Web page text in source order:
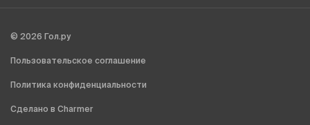
© 2026 Гол.ру
Пользовательское соглашение
Политика конфиденциальности
Сделано в Charmer